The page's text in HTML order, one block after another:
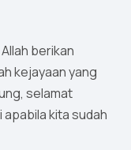
berikan
kejayaan yang
selamat
kita sudah